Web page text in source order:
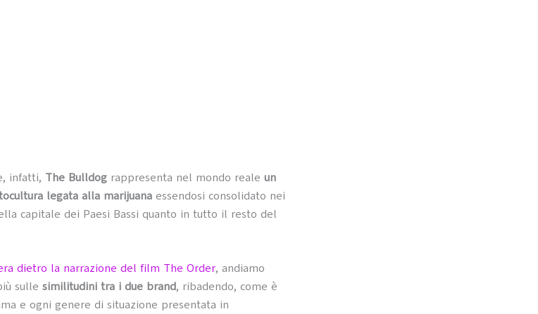
infatti, The Bulldog rappresenta nel mondo reale un
legata alla marijuana essendosi consolidato nei
capitale dei Paesi Bassi quanto in tutto il resto del
dietro la narrazione del film The Order, andiamo
sulle similitudini tra i due brand, ribadendo, come è
e ogni genere di situazione presentata in